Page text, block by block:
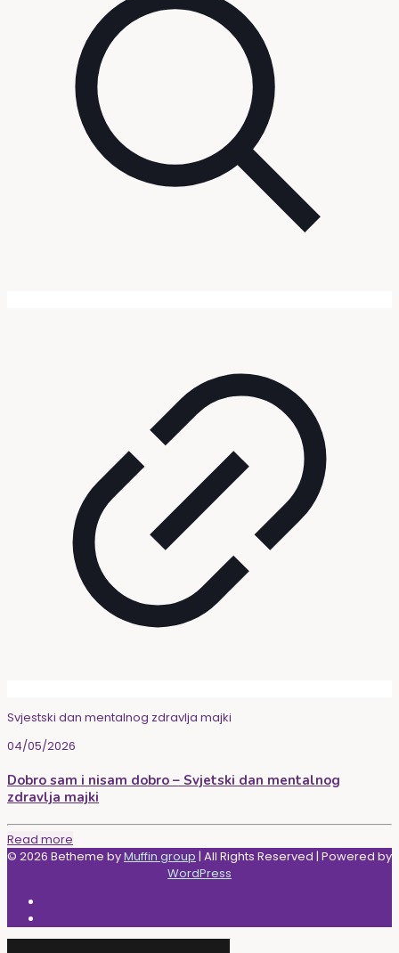
Svjestski dan mentalnog zdravlja majki
04/05/2026
Dobro sam i nisam dobro – Svjetski dan mentalnog
zdravlja majki
Read more
© 2026 Betheme byMuffin group | All Rights Reserved | Powered by
WordPress